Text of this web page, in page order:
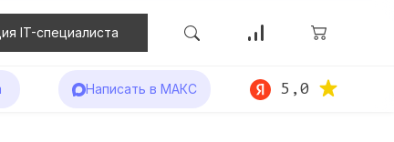
IT-специалиста
Написать в МАКС 5,0